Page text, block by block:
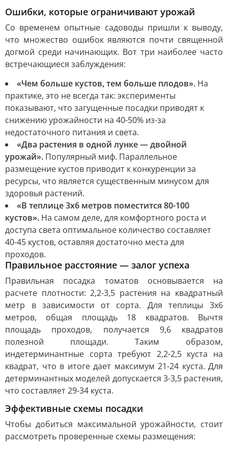
Ошибки, которые ограничивают урожай
Со временем опытные садоводы пришли к выводу,
что множество ошибок являются почти священной
догмой среди начинающих. Вот три наиболее часто
встречающиеся заблуждения:
«Чем больше кустов, тем больше плодов». На
практике, это не всегда так: эксперименты
показывают, что загущенные посадки приводят к
снижению урожайности на 40-50% из-за
недостаточного питания и света.
«Два растения в одной лунке — двойной
урожай». Популярный миф. Параллельное
размещение кустов приводит к конкуренции за
ресурсы, что является существенным минусом для
здоровья растений.
«В теплице 3х6 метров поместится 80-100
кустов». На самом деле, для комфортного роста и
доступа света оптимальное количество составляет
40-45 кустов, оставляя достаточно места для
проходов.
Правильное расстояние — залог успеха
Правильная посадка томатов основывается на
расчете плотности: 2,2-3,5 растения на квадратный
метр в зависимости от сорта. Для теплицы 3х6
метров, общая площадь 18 квадратов. Вычтя
площадь проходов, получается 9,6 квадратов
полезной площади. Таким образом,
индетерминантные сорта требуют 2,2-2,5 куста на
квадрат, что в итоге дает максимум 21-24 куста. Для
детерминантных моделей допускается 3-3,5 растения,
что составляет 29-34 куста.
Эффективные схемы посадки
Чтобы добиться максимальной урожайности, стоит
рассмотреть проверенные схемы размещения: